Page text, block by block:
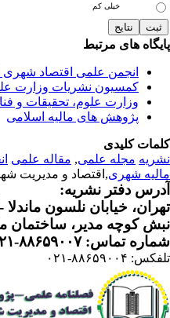
خیلی کم
های مرتبط
انجمن علمی اقتصاد شهری
کمسیون نشریات وزارت
وزارت علوم، تحقیقات و
پژوهش های مالیه اسلامی
کلیدی
مجله علمی, مقاله علمی
شهری ,اقتصاد و مدیریت
دفتر نشریه:
خیابان نلسون ماندلا -
کوچه مدیر، ساختمان مدیر - پلاک ۲،
تماس: ۸۸۶۵۹۰۰۷-۰۲۱
۸۸۶۵۹۰۰۴-۰۲۱